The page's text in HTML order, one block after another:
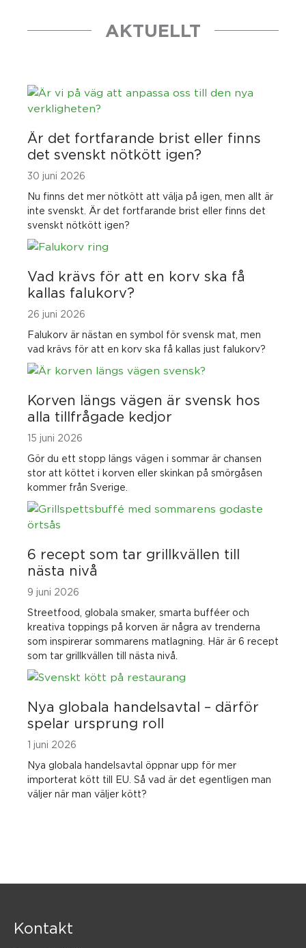
AKTUELLT
Är det fortfarande brist eller finns
det svenskt nötkött igen?
30 juni 2026
Nu finns det mer nötkött att välja på igen, men allt är
inte svenskt. Är det fortfarande brist eller finns det
svenskt nötkött igen?
Vad krävs för att en korv ska få
kallas falukorv?
26 juni 2026
Falukorv är nästan en symbol för svensk mat, men
vad krävs för att en korv ska få kallas just falukorv?
Korven längs vägen är svensk hos
alla tillfrågade kedjor
15 juni 2026
Gör du ett stopp längs vägen i sommar är chansen
stor att köttet i korven eller skinkan på smörgåsen
kommer från Sverige.
6 recept som tar grillkvällen till
nästa nivå
9 juni 2026
Streetfood, globala smaker, smarta bufféer och
kreativa toppings på korven är några av trenderna
som inspirerar sommarens matlagning. Här är 6 recept
som tar grillkvällen till nästa nivå.
Nya globala handelsavtal – därför
spelar ursprung roll
1 juni 2026
Nya globala handelsavtal öppnar upp för mer
importerat kött till EU. Så vad är det egentligen man
väljer när man väljer kött?
Kontakt